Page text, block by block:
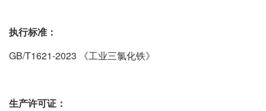
执行标准：
GB/T1621-2023 《工业三氯化铁》
生产许可证：